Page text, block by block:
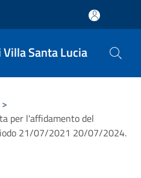
Santa Lucia
>
per l'affidamento del
21/07/2021 20/07/2024.